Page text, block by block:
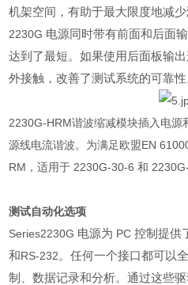
机架空间，有助于最大限度地减
2230G 电源同时带有前面和后面
达到了最短。如果使用后面板输
外接触，改善了测试系统的可靠性
2230G-HRM谐波缩减模块插入电源
源线电流谐波。为满足欧盟EN
RM ，适用于 2230G-30-6和
测试自动化选项
Series2230G 电源为 PC控制提供
和RS-232。任何一个接口都可以
制、数据记录和分析。通过这些